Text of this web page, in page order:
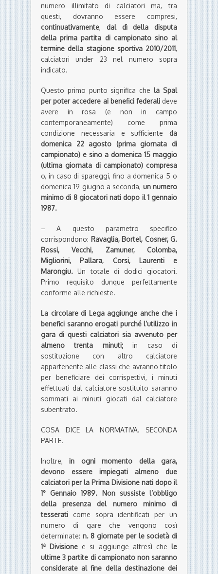
numero illimitato di calciatori ma, tra
questi, dovranno essere compresi,
continuativamente, dal dì della disputa
della prima partita di campionato sino al
termine della stagione sportiva 2010/2011,
calciatori under 23 nel numero sopra
indicato.
Questo primo punto significa chela Spal
per poter accedere ai benefici federali deve
avere in rosa (e non in campo
contemporaneamente) come prima
condizione necessaria e sufficiente da
domenica 22 agosto (prima giornata di
campionato) e sino a domenica 15 maggio
(ultima giornata di campionato) compresa
o, in caso di spareggi, fino a domenica 5 o
domenica 19 giugno a seconda, un numero
minimo di 8 giocatori nati dopo il 1 gennaio
1987.
– A questo parametro specifico
corrispondono: Ravaglia, Bortel, Cosner, G.
Rossi, Vecchi, Zamuner, Colomba,
Migliorini, Pallara, Corsi, Laurenti e
Marongiu. Un totale di dodici giocatori.
Primo requisito dunque perfettamente
conforme alle richieste.
La circolare di Lega aggiunge anche che i
benefici saranno erogati purché l’utilizzo in
gara di questi calciatori sia avvenuto per
almeno trenta minuti;in caso di
sostituzione con altro calciatore
appartenente alle classi che avranno titolo
per beneficiare dei corrispettivi, i minuti
effettuati dal calciatore sostituito saranno
sommati ai minuti giocati dal calciatore
subentrato.
COSA DICE LA NORMATIVA. SECONDA
PARTE.
Inoltre,in ogni momento della gara,
devono essere impiegati almeno due
calciatori per la Prima Divisione nati dopo il
1° Gennaio 1989. Non sussiste l’obbligo
della presenza del numero minimo di
tesserati come sopra identificati per un
numero di gare che vengono così
determinate: n. 8 giornate per le società di
1ª Divisione e si aggiunge altresì chele
ultime 3 partite di campionato non saranno
considerate al fine della destinazione dei